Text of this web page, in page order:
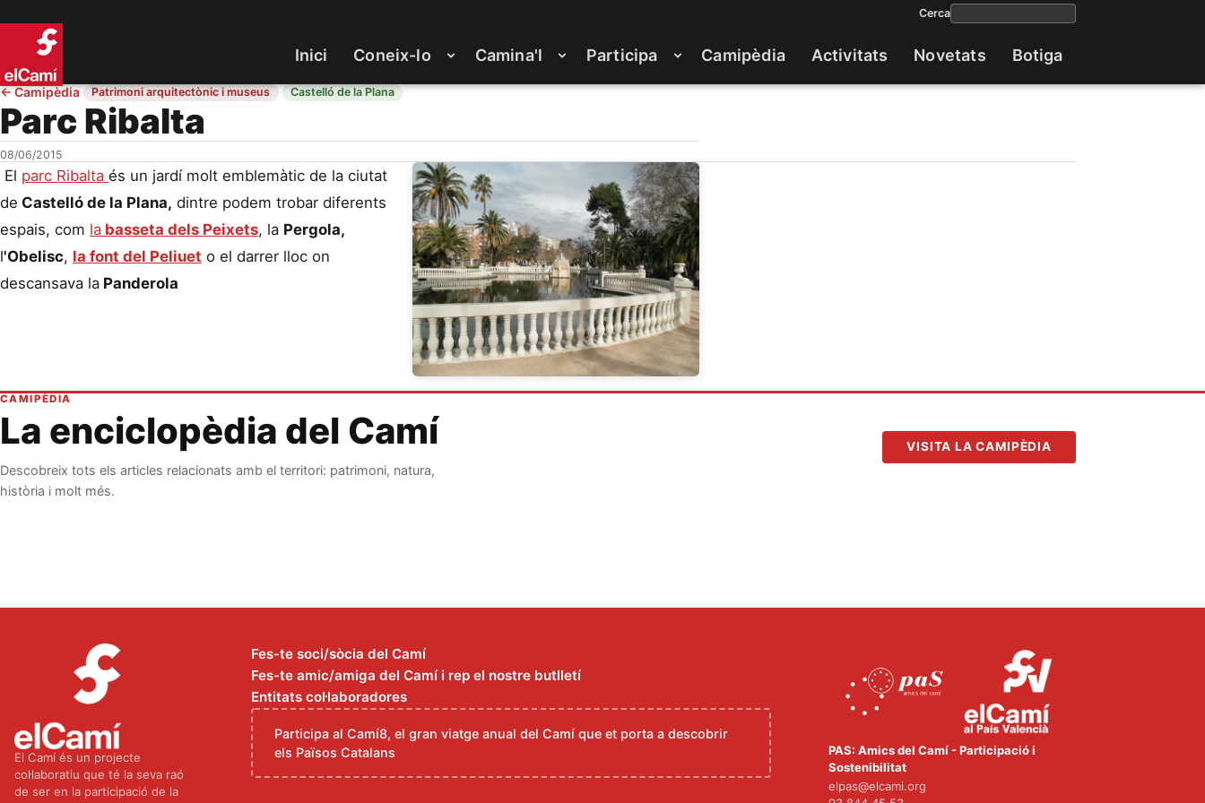
Cerca
Inici Coneix-lo Camina'l Participa Camipèdia Activitats Novetats Botiga
←Camipèdia· Patrimoni arquitectònic i museus · Castelló de la Plana
Parc Ribalta
08/06/2015
El parc Ribalta és un jardí molt emblemàtic de la ciutat
de Castelló de la Plana, dintre podem trobar diferents
espais, com la basseta dels Peixets, la Pergola,
l'Obelisc, la font del Peliuet o el darrer lloc on
descansava la Panderola
CAMIPÈDIA
La enciclopèdia del Camí
Descobreix tots els articles relacionats amb el territori: patrimoni, natura,
història i molt més.
VISITA LA CAMIPÈDIA
El Camí és un projecte
col·laboratiu que té la seva raó
de ser en la participació de la
Fes-te soci/sòcia del Camí
Fes-te amic/amiga del Camí i rep el nostre butlletí
Entitats col·laboradores
Participa al Camí8, el gran viatge anual del Camí que et porta a descobrir
els Països Catalans
PAS: Amics del Camí - Participació i
Sostenibilitat
elpas@elcami.org